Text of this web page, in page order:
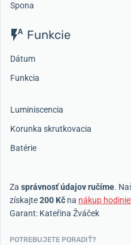
Spona
Funkcie
Dátum
Funkcia
Luminiscencia
Korunka skrutkovacia
Batérie
Za správnosť údajov ručíme.
získajte200 Kč na nákup
Garant: Kateřina Žváček
POTREBUJETE PORADIŤ?